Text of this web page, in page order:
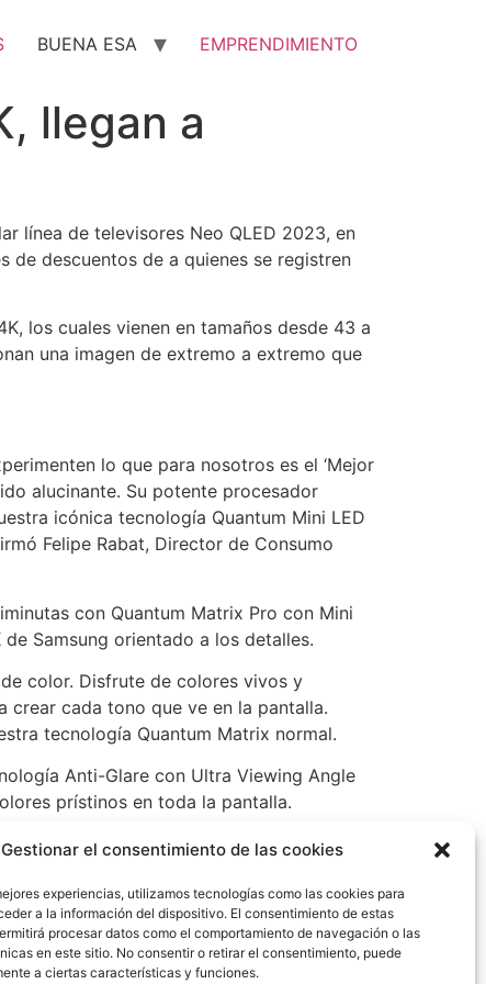
Gestionar el consentimiento de las cookies
experiencias, utilizamos tecnologías como las cookies para
a la información del dispositivo. El consentimiento de estas
procesar datos como el comportamiento de navegación o las
en este sitio. No consentir o retirar el consentimiento, puede
a ciertas características y funciones.
BUENA ESA EMPRENDIMIENTO
llegan a
línea de televisores Neo QLED 2023, en
de descuentos de a quienes se registren
los cuales vienen en tamaños desde 43 a
una imagen de extremo a extremo que
lo que para nosotros es el ‘Mejor
alucinante. Su potente procesador
icónica tecnología Quantum Mini LED
Felipe Rabat, Director de Consumo
con Quantum Matrix Pro con Mini
Samsung orientado a los detalles.
color. Disfrute de colores vivos y
crear cada tono que ve en la pantalla.
tecnología Quantum Matrix normal.
Anti-Glare con Ultra Viewing Angle
prístinos en toda la pantalla.
y disfrutar de los privilegios de esta
, y dejar los datos que se solicitan. Una
en la precompra de tu televisor de
acuerdo con el modelo a adquirir.